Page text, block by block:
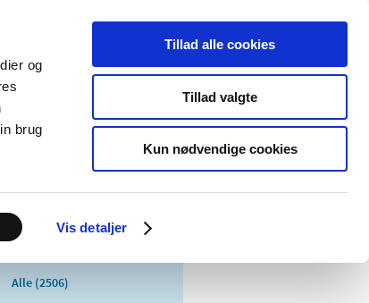
og
brug
Vis detaljer
Tillad alle cookies
Tillad valgte
Kun nødvendige cookies
Særlige
produktområder
Alle (2506)